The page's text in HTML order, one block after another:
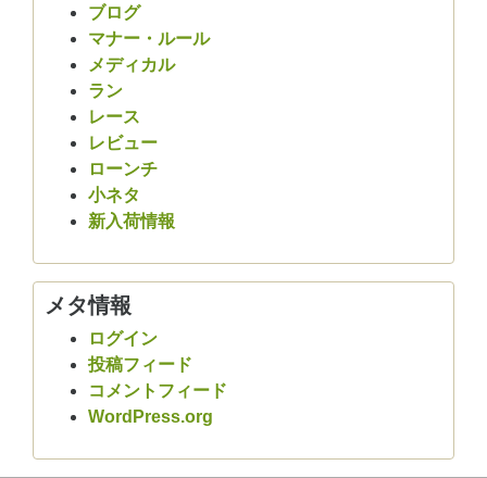
ブログ
マナー・ルール
メディカル
ラン
レース
レビュー
ローンチ
小ネタ
新入荷情報
メタ情報
ログイン
投稿フィード
コメントフィード
WordPress.org